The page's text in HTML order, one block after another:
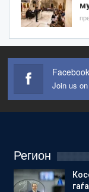
Facebook
Join us
Регион